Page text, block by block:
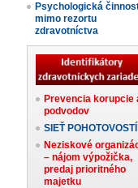
Psychologická
mimo rezortu
zdravotníctva
Prevencia korupcie
podvodov
SIEŤ POHOTOVOSTÍ
Neziskové
– nájom výpožička,
predaj prioritného
majetku